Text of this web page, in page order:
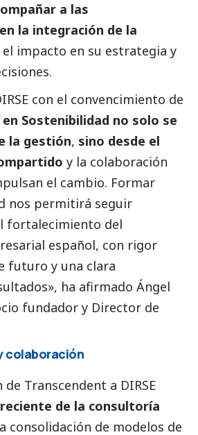
a las
la integración de la
el impacto en su estrategia y
con el convencimiento de
Sostenibilidad no solo se
la gestión, sino desde el
y la colaboración
el cambio. Formar
nos permitirá seguir
fortalecimiento del
español, con rigor
futuro y una clara
ha afirmado Ángel
fundador y Director de
colaboración
Transcendent a DIRSE
de la consultoría
consolidación de modelos de